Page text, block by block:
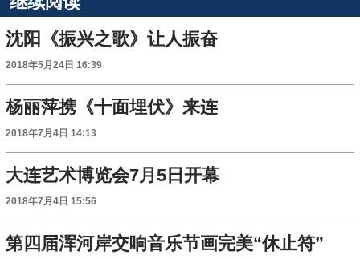
沈阳《振兴之歌》让人振奋
2018年5月24日 16:39
杨丽萍携《十面埋伏》来连
2018年7月4日 14:13
大连艺术博览会7月5日开幕
2018年7月4日 15:56
第四届浑河岸交响音乐节画完美“休止符”